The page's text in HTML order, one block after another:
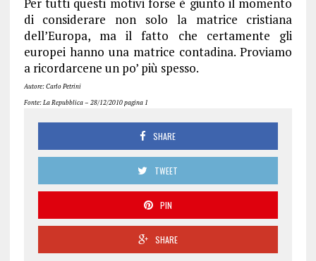
di considerare non solo la matrice cristiana
dell’Europa, ma il fatto che certamente gli
europei hanno una matrice contadina. Proviamo
a ricordarcene un po’ più spesso.
Autore: Carlo Petrini
Fonte: La Repubblica – 28/12/2010 pagina 1
SHARE
TWEET
PIN
SHARE